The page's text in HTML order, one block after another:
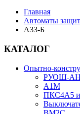
Главная
Автоматы
А33-Б
КАТАЛОГ
Опытно-
РУОШ-
А1М
ПКС4А5